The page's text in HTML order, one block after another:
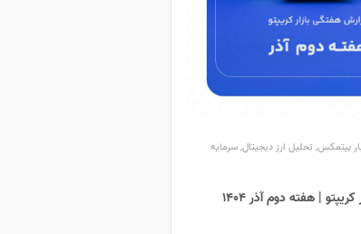
بیتمکس, تحلیل ارز دیجیتال,سرمایه
| هفته دوم آذر ۱۴۰۴